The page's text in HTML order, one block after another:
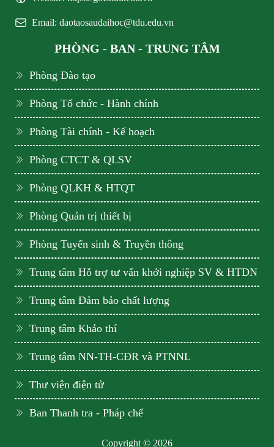
Email: daotaosaudaihoc@tdu.edu.vn
PHÒNG - BAN - TRUNG TÂM
Phòng Đào tạo
Phòng Tổ chức - Hành chính
Phòng Tài chính - Kế hoạch
Phòng CTCT & QLSV
Phòng QLKH & HTQT
Phòng Quản trị thiết bị
Phòng Tuyển sinh & Truyền thông
Trung tâm Hỗ trợ tư vấn khởi nghiệp SV & HTDN
Trung tâm Đảm bảo chất lượng
Trung tâm Khảo thí
Trung tâm NN-TH-CĐR và PTNNL
Thư viện điện tử
Ban Thanh tra - Pháp chế
Copyright © 2026